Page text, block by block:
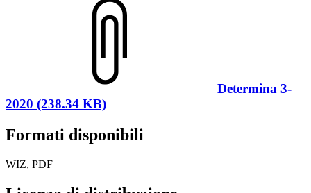
Determina 3-
2020 (238.34 KB)
Formati disponibili
WIZ, PDF